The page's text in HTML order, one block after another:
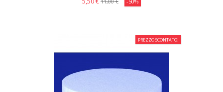
PREZZO SCONTATO!